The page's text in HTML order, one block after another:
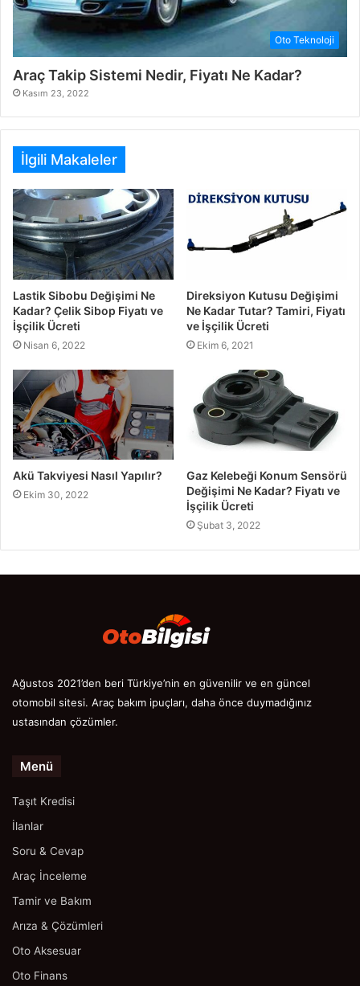
Oto Teknoloji
Araç Takip Sistemi Nedir, Fiyatı Ne Kadar?
Kasım 23, 2022
İlgili Makaleler
Lastik Sibobu Değişimi Ne
Kadar? Çelik Sibop Fiyatı ve
İşçilik Ücreti
Nisan 6, 2022
Direksiyon Kutusu Değişimi
Ne Kadar Tutar? Tamiri, Fiyatı
ve İşçilik Ücreti
Ekim 6, 2021
Akü Takviyesi Nasıl Yapılır?
Ekim 30, 2022
Gaz Kelebeği Konum Sensörü
Değişimi Ne Kadar? Fiyatı ve
İşçilik Ücreti
Şubat 3, 2022
Ağustos 2021’den beri Türkiye’nin en güvenilir ve en güncel
otomobil sitesi. Araç bakım ipuçları, daha önce duymadığınız
ustasından çözümler.
Menü
Taşıt Kredisi
İlanlar
Soru & Cevap
Araç İnceleme
Tamir ve Bakım
Arıza & Çözümleri
Oto Aksesuar
Oto Finans